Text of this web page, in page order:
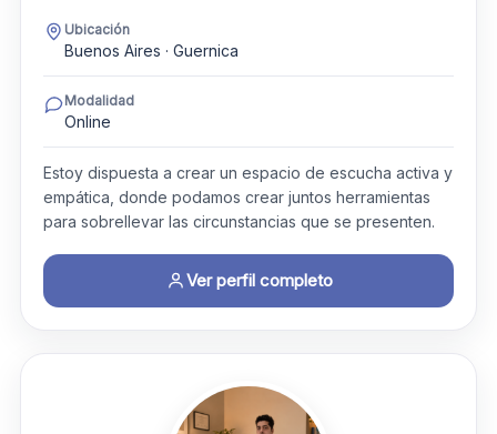
Ubicación
Buenos Aires · Guernica
Modalidad
Online
Estoy dispuesta a crear un espacio de escucha activa y
empática, donde podamos crear juntos herramientas
para sobrellevar las circunstancias que se presenten.
Ver perfil completo